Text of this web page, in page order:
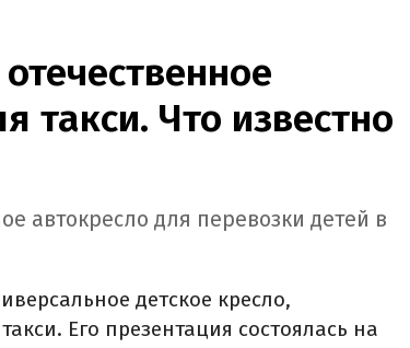
такси. Что известно
автокресло для перевозки детей в
детское кресло,
Его презентация состоялась на